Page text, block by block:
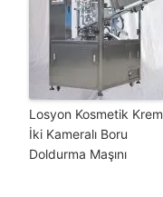
Losyon Kosmetik Krem
İki Kameralı Boru
Doldurma Maşını